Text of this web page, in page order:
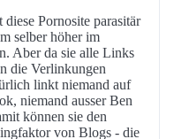
Pornosite parasitär
selber höher im
Aber da sie alle Links
die Verlinkungen
linkt niemand auf
niemand ausser Ben
können sie den
von Blogs - die